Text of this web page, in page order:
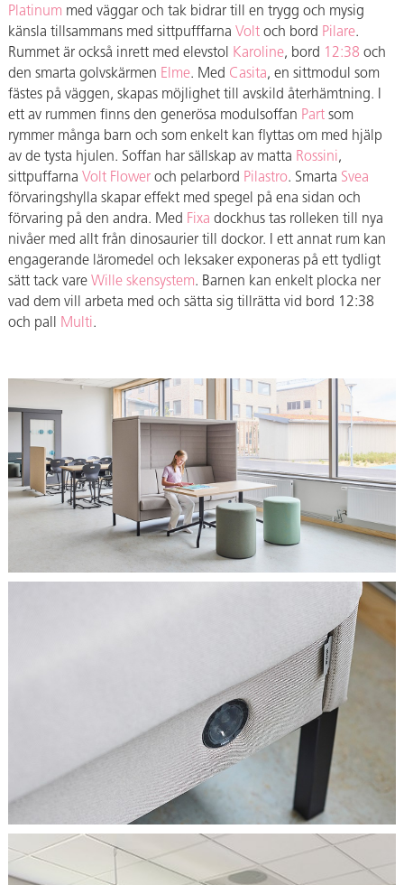
Platinum med väggar och tak bidrar till en trygg och mysig
känsla tillsammans med sittpufffarna Volt och bord Pilare.
Rummet är också inrett med elevstol Karoline, bord 12:38 och
den smarta golvskärmen Elme. Med Casita, en sittmodul som
fästes på väggen, skapas möjlighet till avskild återhämtning. I
ett av rummen finns den generösa modulsoffan Part som
rymmer många barn och som enkelt kan flyttas om med hjälp
av de tysta hjulen. Soffan har sällskap av matta Rossini,
sittpuffarna Volt Flower och pelarbord Pilastro. Smarta Svea
förvaringshylla skapar effekt med spegel på ena sidan och
förvaring på den andra. Med Fixa dockhus tas rolleken till nya
nivåer med allt från dinosaurier till dockor. I ett annat rum kan
engagerande läromedel och leksaker exponeras på ett tydligt
sätt tack vare Wille skensystem. Barnen kan enkelt plocka ner
vad dem vill arbeta med och sätta sig tillrätta vid bord 12:38
och pall Multi.